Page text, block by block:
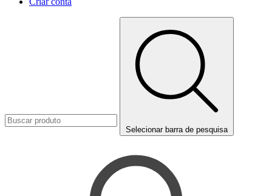
Selecionar barra de pesquisa